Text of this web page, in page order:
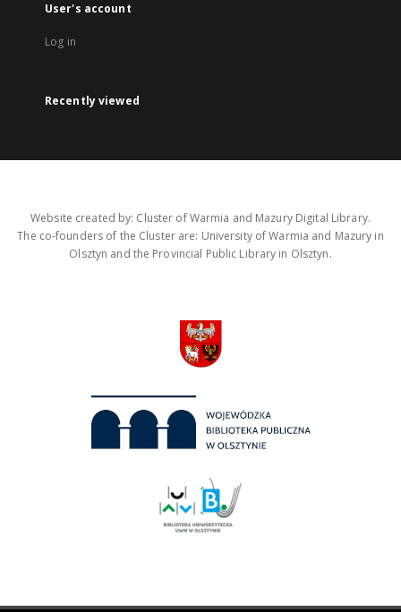
User's account
Log in
Recently viewed
Website created by: Cluster of Warmia and Mazury Digital Library.
The co-founders of the Cluster are: University of Warmia and Mazury in
Olsztyn and the Provincial Public Library in Olsztyn.